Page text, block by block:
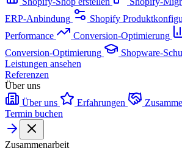
ERP-Anbindung
Shopify
Performance
Conversion-Optimierung
Conversion-Optimierung
Shopware-
Leistungen ansehen
Referenzen
Über uns
Über uns
Erfahrungen
Termin buchen
Zusammenarbeit